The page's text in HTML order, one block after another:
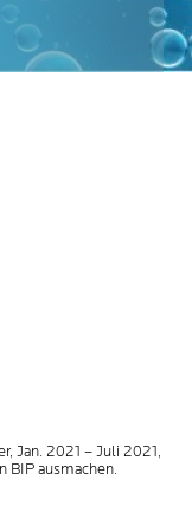
Jan. 2021 – Juli 2021,
BIP ausmachen.